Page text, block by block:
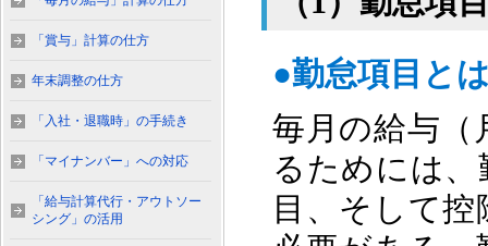
●勤怠項目と
毎月の給与（
るためには
目、そして
「賞与」計算の仕方
年末調整の仕方
「入社・退職時」の手続き
「マイナンバー」への対応
「給与計算代行・アウトソー
シング」の活用